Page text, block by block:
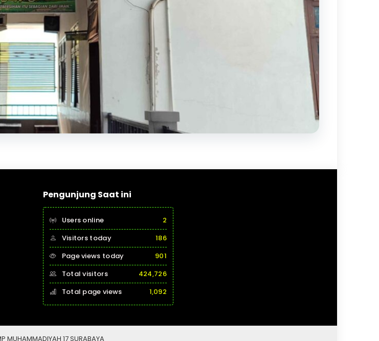
Pengunjung Saat ini
Users online
2
Visitors today
186
Page views today
901
Total visitors
424,726
Total page views
1,092
MUHAMMADIYAH 17 SURABAYA